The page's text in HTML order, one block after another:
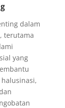
dalam
terutama
yang